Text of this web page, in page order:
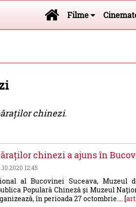
Filme
chinezi.
chinezi a ajuns în
12:45
al Bucovinei Suceava, Muzeul
Populară Chineză și Muzeul
în perioada 27 octombrie.... [